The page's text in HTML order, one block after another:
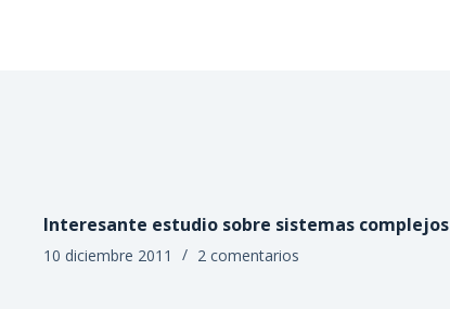
Interesante estudio sobre sistemas complejos
10 diciembre 2011 2 comentarios